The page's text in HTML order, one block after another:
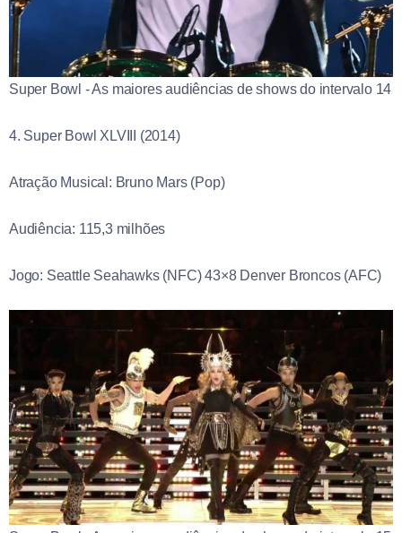
Super Bowl - As maiores audiências de shows do intervalo 14
4. Super Bowl XLVIII (2014)
Atração Musical: Bruno Mars (Pop)
Audiência: 115,3 milhões
Jogo: Seattle Seahawks (NFC) 43×8 Denver Broncos (AFC)